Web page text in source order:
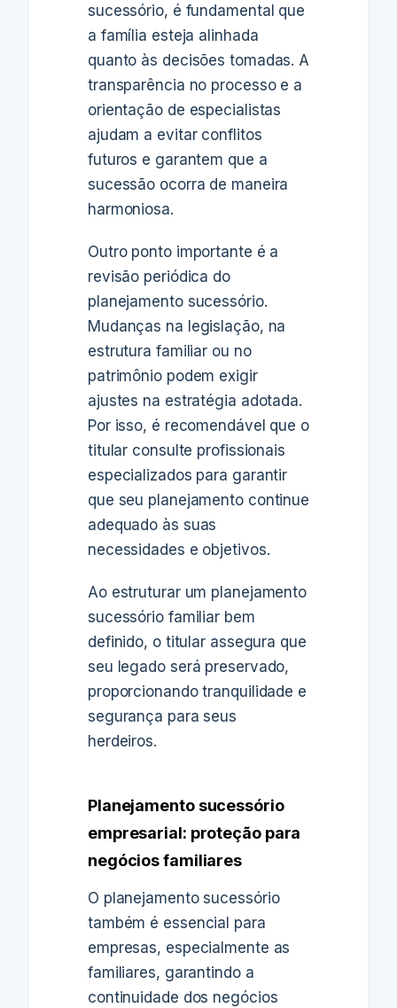
sucessório, é fundamental que
a família esteja alinhada
quanto às decisões tomadas. A
transparência no processo e a
orientação de especialistas
ajudam a evitar conflitos
futuros e garantem que a
sucessão ocorra de maneira
harmoniosa.
Outro ponto importante é a
revisão periódica do
planejamento sucessório.
Mudanças na legislação, na
estrutura familiar ou no
patrimônio podem exigir
ajustes na estratégia adotada.
Por isso, é recomendável que o
titular consulte profissionais
especializados para garantir
que seu planejamento continue
adequado às suas
necessidades e objetivos.
Ao estruturar um planejamento
sucessório familiar bem
definido, o titular assegura que
seu legado será preservado,
proporcionando tranquilidade e
segurança para seus
herdeiros.
Planejamento sucessório
empresarial: proteção para
negócios familiares
O planejamento sucessório
também é essencial para
empresas, especialmente as
familiares, garantindo a
continuidade dos negócios